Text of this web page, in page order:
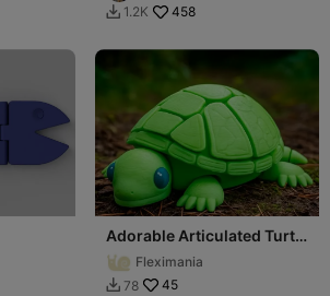
 1.2K 458
Adorable Articulated Turtle
Fidget Toy
Fleximania
 78 45